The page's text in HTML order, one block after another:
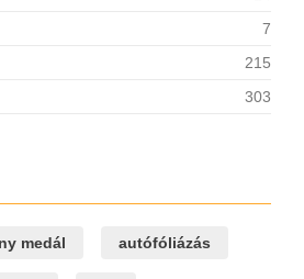
7
215
303
medál autófóliázás